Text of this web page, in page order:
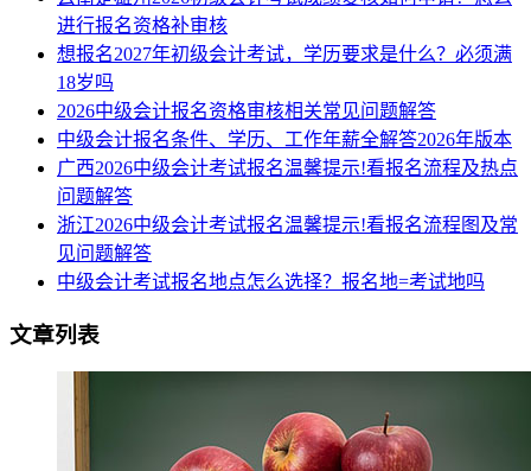
进行报名资格补审核
想报名2027年初级会计考试，学历要求是什么？必须满
18岁吗
2026中级会计报名资格审核相关常见问题解答
中级会计报名条件、学历、工作年薪全解答2026年版本
广西2026中级会计考试报名温馨提示!看报名流程及热点
问题解答
浙江2026中级会计考试报名温馨提示!看报名流程图及常
见问题解答
中级会计考试报名地点怎么选择？报名地=考试地吗
文章列表